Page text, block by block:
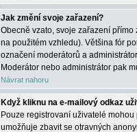
Jak změní svoje zařazení?
Obecně vzato, svoje zařazení
na použitém vzhledu). Většina fór
označení moderátorů a
Moderátor nebo administrátor pak
Návrat nahoru
Když kliknu na e-mailový odkaz
Pouze registrovaní uživatelé
umožňuje zbavit se otravných